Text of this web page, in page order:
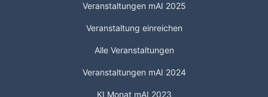
Veranstaltungen mAI 2025
Veranstaltung einreichen
Alle Veranstaltungen
Veranstaltungen mAI 2024
KI Monat mAI 2023